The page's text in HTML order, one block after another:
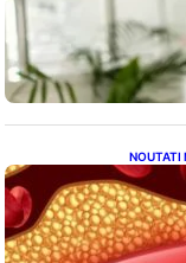
Sprijin
de lei
NOUTATI